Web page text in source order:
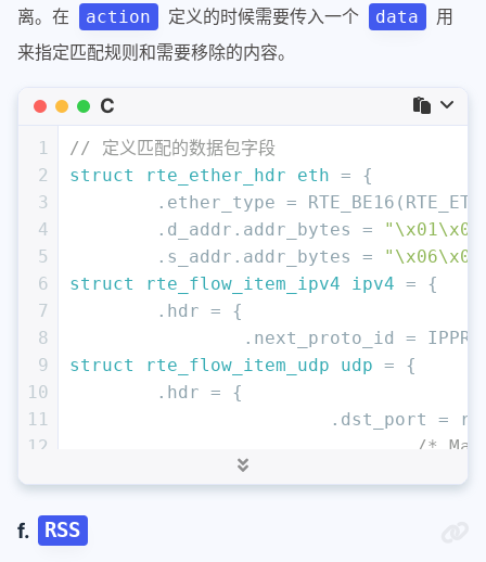
离。在
action 定义的时候需要传入一个 data
用
来指定匹配规则和需要移除的内容。
C
1
2
3
4
5
6
7
8
9
10
11
12
15
// 定义匹配的数据包字段
struct
rte_ether_hdr eth = {
.ether_type =
	.d_addr.addr_bytes =
	.s_addr.addr_bytes =
struct
rte_flow_item_ipv4 ipv4 = {
	.hdr = {
.next_proto_id =
struct
rte_flow_item_udp udp = {
	.hdr = {
.dst_port =
/*
rte_flow_item_gtp
// 将内容填充进去
f. RSS